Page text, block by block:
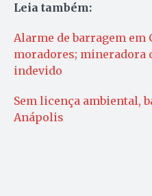
Leia também:
Alarme de barragem em
moradores; mineradora
indevido
Sem licença ambiental,
Anápolis